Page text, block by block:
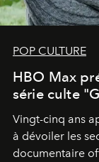
POP CULTURE
HBO Max
série culte
Vingt-cinq ans
à dévoiler les
documentaire